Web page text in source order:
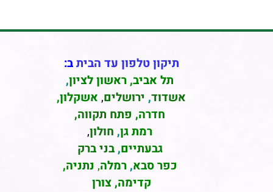
תיקון טלפון עד הביתב:
תל אביב, ראשון לציון,
אשדוד, ירושלים, אשקלון,
חדרה, פתח תקווה,
רמת גן, חולון,
גבעתיים,בני ברק
כפר סבא,רמלה, נתניה,
קדימה, צורן